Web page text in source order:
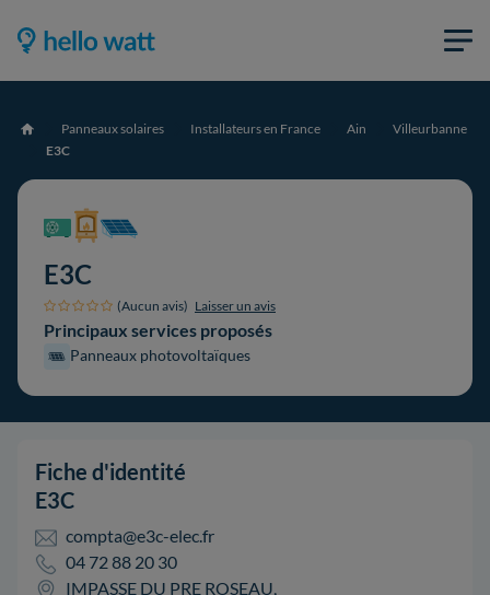
Accueil Panneaux solaires Installateurs en France Ain
Villeurbanne
E3C
E3C
(Aucun avis) Laisser un avis
Principaux services proposés
Panneaux photovoltaïques
Fiche d'identité
E3C
compta@e3c-elec.fr
04 72 88 20 30
IMPASSE DU PRE ROSEAU,